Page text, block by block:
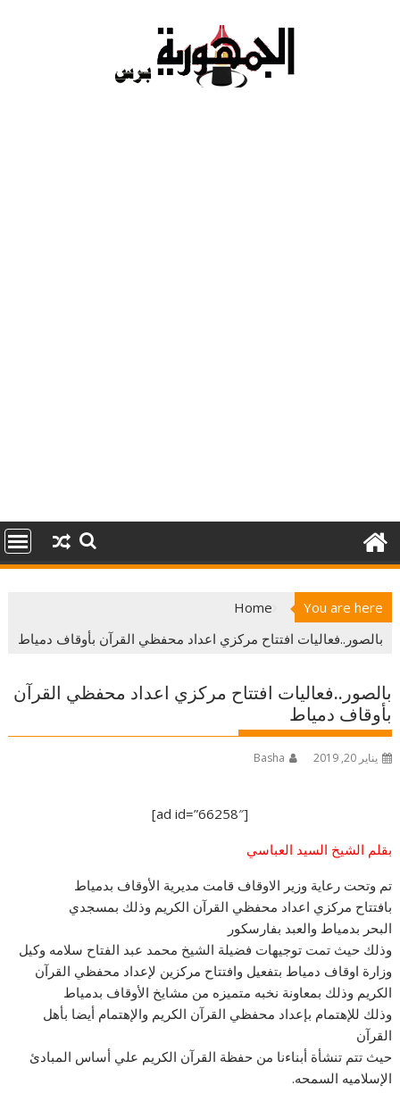
You are here
Home
بالصور..فعاليات افتتاح مركزي اعداد محفظي القرآن بأوقاف دمياط
بالصور..فعاليات افتتاح مركزي اعداد محفظي القرآن
بأوقاف دمياط
يناير 20, 2019 Basha
[ad id=”66258″]
بقلم الشيخ السيد العباسي
تم وتحت رعاية وزير الاوقاف قامت مديرية الأوقاف بدمياط
بافتتاح مركزي اعداد محفظي القرآن الكريم وذلك بمسجدي
البحر بدمياط والعبد بفارسكور
وذلك حيث تمت توجيهات فضيلة الشيخ محمد عبد الفتاح سلامه وكيل
وزارة اوقاف دمياط بتفعيل وافتتاح مركزين لإعداد محفظي القرآن
الكريم وذلك بمعاونة نخبه متميزه من مشايخ الأوقاف بدمياط
وذلك للإهتمام بإعداد محفظي القرآن الكريم والإهتمام أيضا بأهل
القرآن
حيث تتم تنشأة أبناءنا من حفظة القرآن الكريم علي أساس المبادئ
الإسلاميه السمحه.